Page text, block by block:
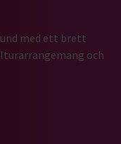
med ett brett
och